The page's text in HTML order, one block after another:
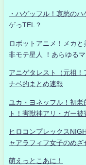
・ハゲッフル！哀愁の
ゲっTEL？
ロボットアニメ！メカと
非モテ星人 ！あらゆる
アニゲタレスト（元祖
ナベ的まとめ速報
ユカ・ヨネッフル！初
ト！害獣神アリ・ガー
ヒロコンプレックス
ャアラフィフ女子のめ
萌えっとこあに！